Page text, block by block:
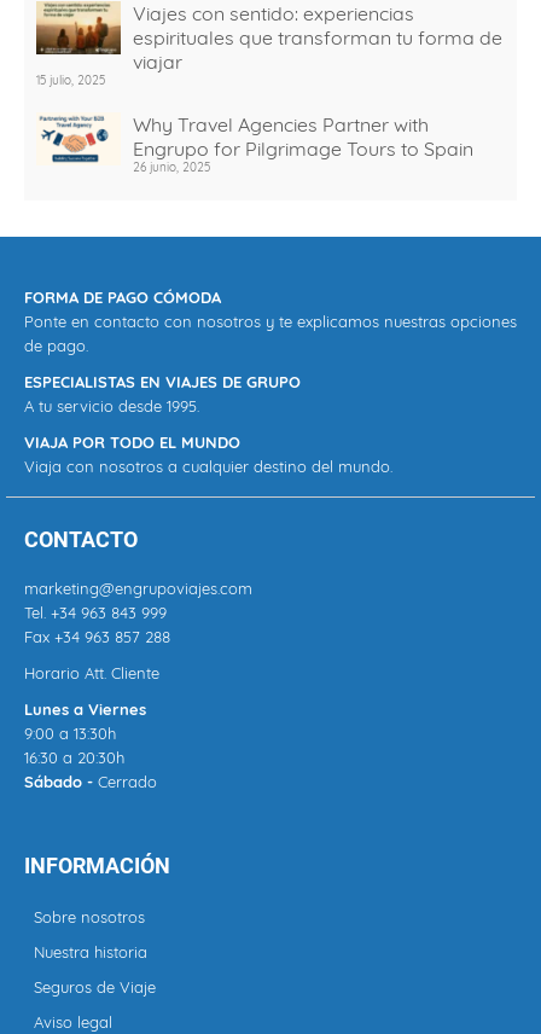
Viajes con sentido: experiencias
espirituales que transforman tu forma de
viajar
15 julio, 2025
Why Travel Agencies Partner with
Engrupo for Pilgrimage Tours to Spain
26 junio, 2025
FORMA DE PAGO CÓMODA
Ponte en contacto con nosotros y te explicamos nuestras opciones
de pago.
ESPECIALISTAS EN VIAJES DE GRUPO
A tu servicio desde 1995.
VIAJA POR TODO EL MUNDO
Viaja con nosotros a cualquier destino del mundo.
CONTACTO
marketing@engrupoviajes.com
Tel. +34 963 843 999
Fax +34 963 857 288
Horario Att. Cliente
Lunes a Viernes
9:00 a 13:30h
16:30 a 20:30h
Sábado - Cerrado
INFORMACIÓN
Sobre nosotros
Nuestra historia
Seguros de Viaje
Aviso legal